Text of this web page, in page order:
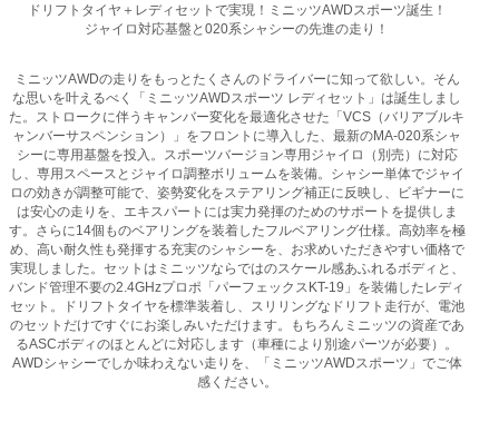
ドリフトタイヤ＋レディセットで実現！ミニッツAWDスポーツ誕生！
ジャイロ対応基盤と020系シャシーの先進の走り！
ミニッツAWDの走りをもっとたくさんのドライバーに知って欲しい。そん
な思いを叶えるべく「ミニッツAWDスポーツ レディセット」は誕生しまし
た。ストロークに伴うキャンバー変化を最適化させた「VCS（バリアブルキ
ャンバーサスペンション）」をフロントに導入した、最新のMA-020系シャ
シーに専用基盤を投入。スポーツバージョン専用ジャイロ（別売）に対応
し、専用スペースとジャイロ調整ボリュームを装備。シャシー単体でジャイ
ロの効きが調整可能で、姿勢変化をステアリング補正に反映し、ビギナーに
は安心の走りを、エキスパートには実力発揮のためのサポートを提供しま
す。さらに14個ものベアリングを装着したフルベアリング仕様。高効率を極
め、高い耐久性も発揮する充実のシャシーを、お求めいただきやすい価格で
実現しました。セットはミニッツならではのスケール感あふれるボディと、
バンド管理不要の2.4GHzプロポ「パーフェックスKT-19」を装備したレディ
セット。ドリフトタイヤを標準装着し、スリリングなドリフト走行が、電池
のセットだけですぐにお楽しみいただけます。もちろんミニッツの資産であ
るASCボディのほとんどに対応します（車種により別途パーツが必要）。
AWDシャシーでしか味わえない走りを、「ミニッツAWDスポーツ」でご体
感ください。